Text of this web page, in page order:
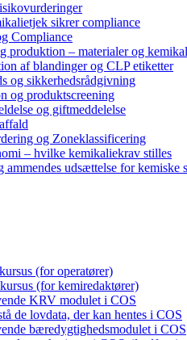
sikrer compliance
Compliance
produktion – materialer og
af blandinger og CLP etiketter
og sikkerhedsrådgivning
og produktscreening
og giftmeddelelse
og Zoneklassificering
– hvilke kemikaliekrav stilles
ammendes udsættelse for kemiske
(for operatører)
(for kemiredaktører)
KRV modulet i COS
de lovdata, der kan hentes i COS
bæredygtighedsmodulet i COS